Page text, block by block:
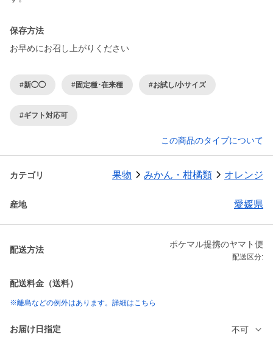
保存方法
お早めにお召し上がりください
#新◯◯ #固定種･在来種 #お試し/小サイズ
#ギフト対応可
この商品のタイプについて
カテゴリ 果物 みかん・柑橘類 オレンジ
産地 愛媛県
配送方法
ポケマル提携のヤマト便
配送区分:
配送料金（送料）
※離島などの例外はあります。詳細はこちら
お届け日指定 不可